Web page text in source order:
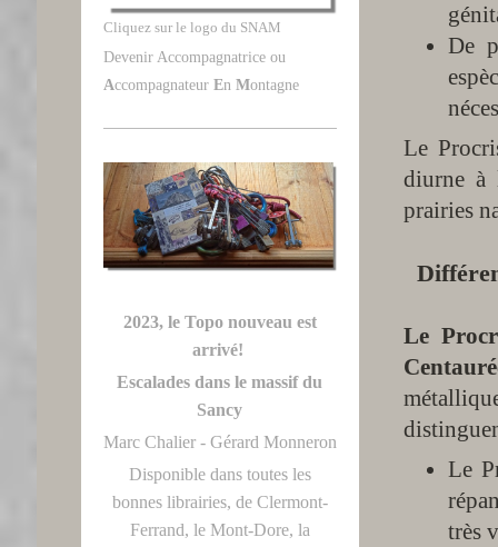
De
Le
diurne à
prairies
Le
Le
très
Cliquez sur le logo du SNAM
Devenir Accompagnatrice ou
Accompagnateur En Montagne
2023, le Topo nouveau est
arrivé!
Escalades dans le massif du
Sancy
Marc Chalier - Gérard Monneron
Disponible dans toutes les
bonnes librairies, de Clermont-
Ferrand, le Mont-Dore, la